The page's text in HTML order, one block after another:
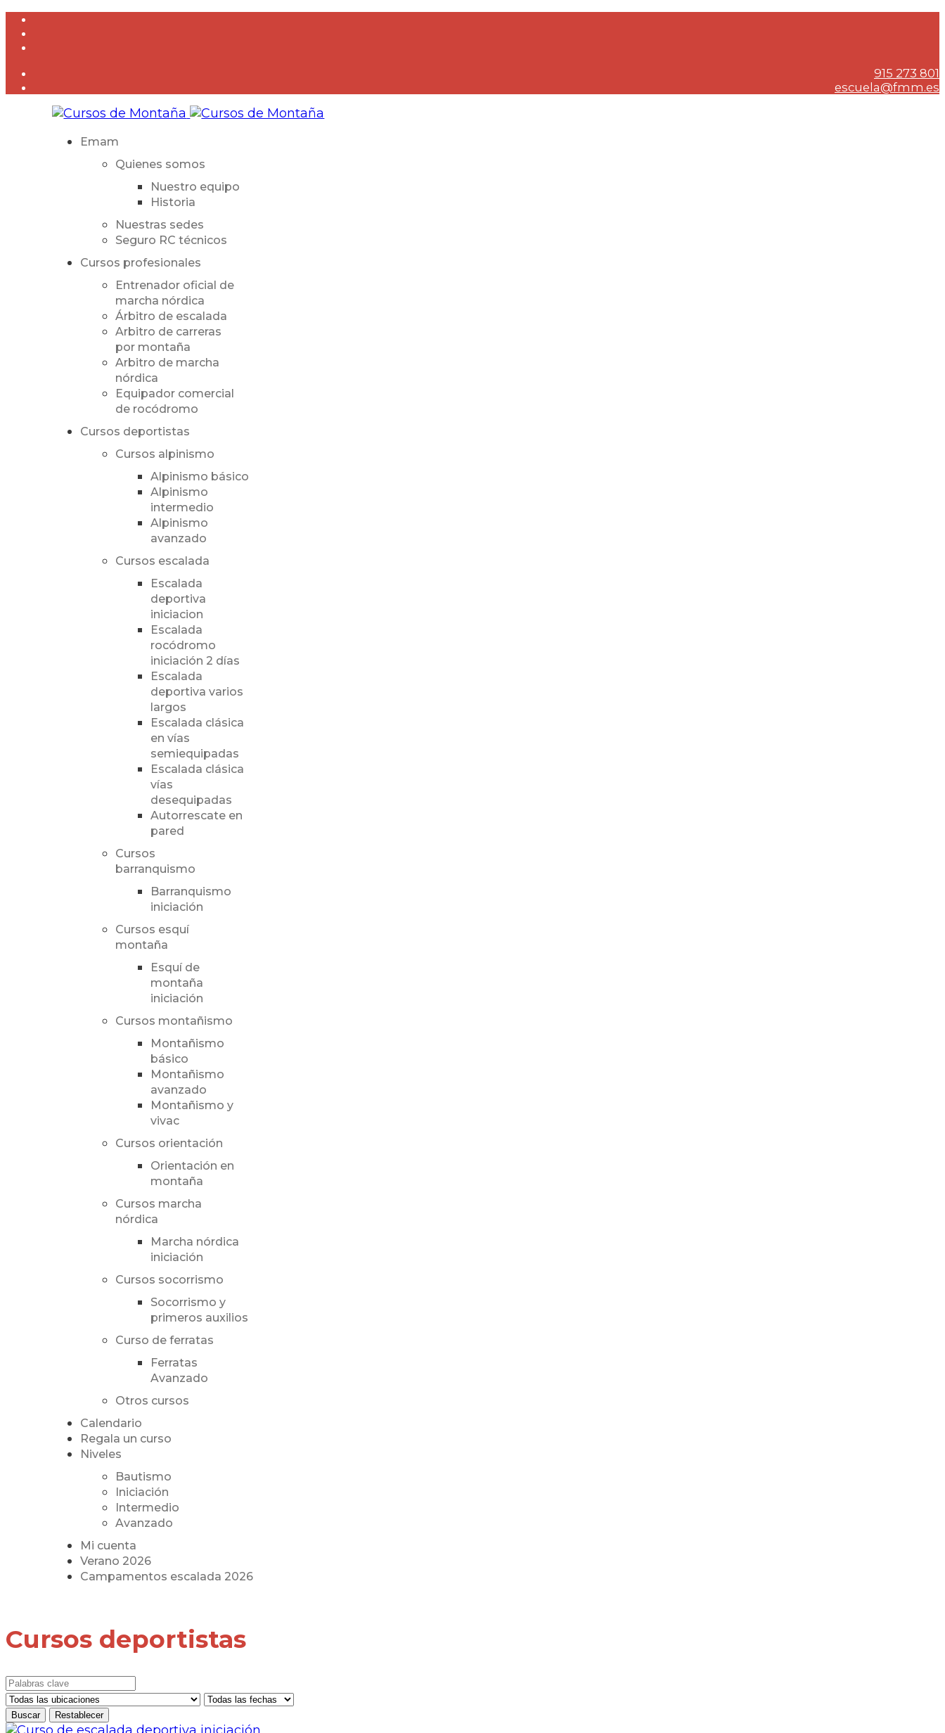
915 273 801
escuela@fmm.es
Emam
Quienes somos
Nuestro equipo
Historia
Nuestras sedes
Seguro RC técnicos
Cursos profesionales
Entrenador oficial de
marcha nórdica
Árbitro de escalada
Arbitro de carreras
por montaña
Arbitro de marcha
nórdica
Equipador comercial
de rocódromo
Cursos deportistas
Cursos alpinismo
Alpinismo básico
Alpinismo
intermedio
Alpinismo
avanzado
Cursos escalada
Escalada
deportiva
iniciacion
Escalada
rocódromo
iniciación 2 días
Escalada
deportiva varios
largos
Escalada clásica
en vías
semiequipadas
Escalada clásica
vías
desequipadas
Autorrescate en
pared
Cursos
barranquismo
Barranquismo
iniciación
Cursos esquí
montaña
Esquí de
montaña
iniciación
Cursos montañismo
Montañismo
básico
Montañismo
avanzado
Montañismo y
vivac
Cursos orientación
Orientación en
montaña
Cursos marcha
nórdica
Marcha nórdica
iniciación
Cursos socorrismo
Socorrismo y
primeros auxilios
Curso de ferratas
Ferratas
Avanzado
Otros cursos
Calendario
Regala un curso
Niveles
Bautismo
Iniciación
Intermedio
Avanzado
Mi cuenta
Verano 2026
Campamentos escalada 2026
Cursos deportistas